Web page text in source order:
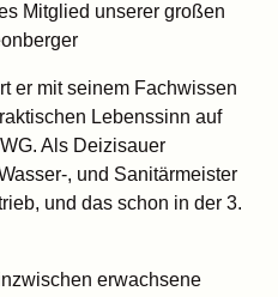
Mitglied unserer großen
er mit seinem Fachwissen
Lebenssinn auf
Als Deizisauer
, und Sanitärmeister
und das schon in der 3.
erwachsene